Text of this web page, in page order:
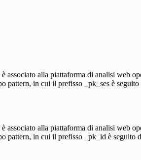
associato alla piattaforma di analisi web
pattern, in cui il prefisso _pk_ses è
associato alla piattaforma di analisi web
pattern, in cui il prefisso _pk_id è